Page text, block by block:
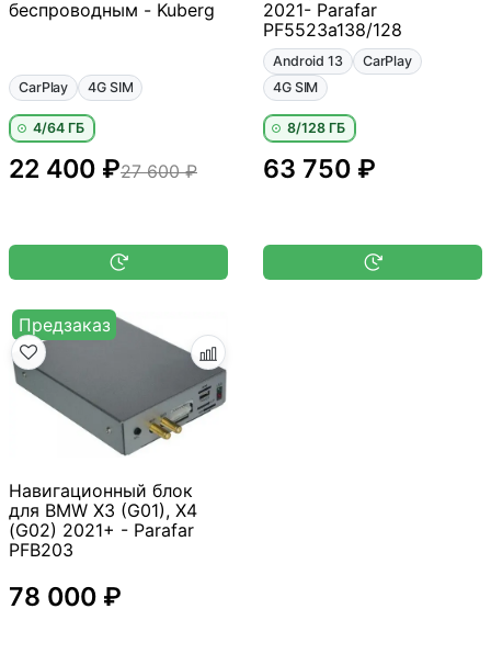
беспроводным - Kuberg
CarPlay 4G SIM
4/64 ГБ
27 600 ₽
22 400 ₽
2021- Parafar
PF5523a138/128
Android 13
CarPlay
4G SIM
8/128 ГБ
63 750 ₽
Предзаказ
Навигационный блок
для BMW X3 (G01), X4
(G02) 2021+ - Parafar
PFB203
78 000 ₽